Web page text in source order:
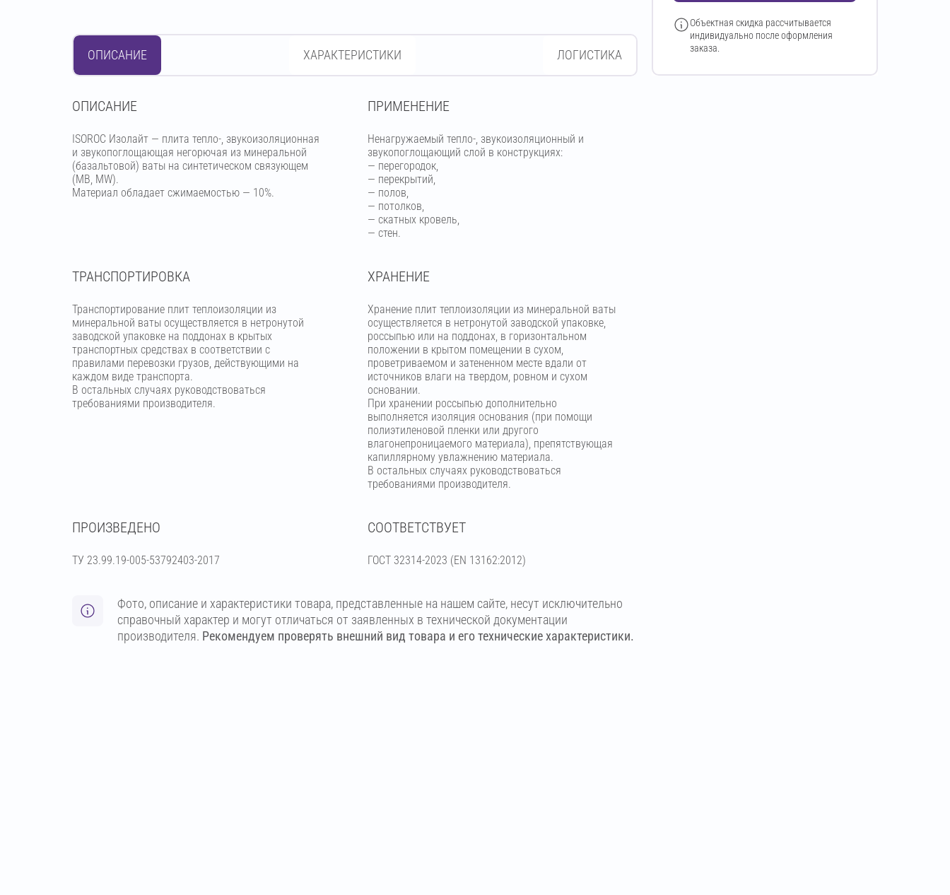
ОПИСАНИЕ ХАРАКТЕРИСТИКИ ЛОГИСТИКА
OПИСАНИЕ
ISOROC Изолайт — плита тепло-, звукоизоляционная
и звукопоглощающая негорючая из минеральной
(базальтовой) ваты на синтетическом связующем
(МВ, MW).
Материал обладает сжимаемостью — 10%.
ПРИМЕНЕНИЕ
Ненагружаемый тепло-, звукоизоляционный и
звукопоглощающий слой в конструкциях:
— перегородок,
— перекрытий,
— полов,
— потолков,
— скатных кровель,
— стен.
ТРАНСПОРТИРОВКА
Транспортирование плит теплоизоляции из
минеральной ваты осуществляется в нетронутой
заводской упаковке на поддонах в крытых
транспортных средствах в соответствии с
правилами перевозки грузов, действующими на
каждом виде транспорта.
В остальных случаях руководствоваться
требованиями производителя.
ХРАНЕНИЕ
Хранение плит теплоизоляции из минеральной ваты
осуществляется в нетронутой заводской упаковке,
россыпью или на поддонах, в горизонтальном
положении в крытом помещении в сухом,
проветриваемом и затененном месте вдали от
источников влаги на твердом, ровном и сухом
основании.
При хранении россыпью дополнительно
выполняется изоляция основания (при помощи
полиэтиленовой пленки или другого
влагонепроницаемого материала), препятствующая
капиллярному увлажнению материала.
В остальных случаях руководствоваться
требованиями производителя.
ПРОИЗВЕДЕНО
ТУ 23.99.19-005-53792403-2017
СООТВЕТСТВУЕТ
ГОСТ 32314-2023 (ЕN 13162:2012)
Фото, описание и характеристики товара, представленные на нашем сайте, несут исключительно
справочный характер и могут отличаться от заявленных в технической документации
производителя. Рекомендуем проверять внешний вид товара и его технические характеристики.
Объектная скидка рассчитывается
индивидуально после оформления
заказа.